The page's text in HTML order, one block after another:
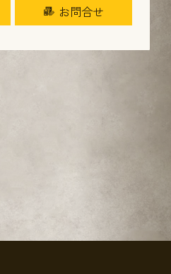
お問合せ